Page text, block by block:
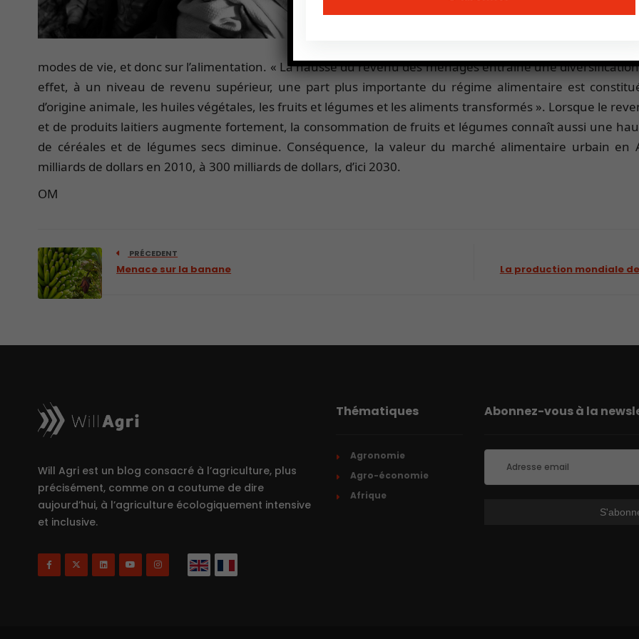
modes de vie, et donc sur l’alimentation. « La hausse du revenu des ménages entraine une
effet, à un niveau de revenu supérieur, une part plus importante du régime alimentaire est
d’origine animale, les huiles végétales, les fruits et légumes et les aliments transformés ». Lorsque le
et de produits laitiers augmente fortement, la consommation de fruits et légumes connaît aussi une
de céréales et de légumes secs diminue. Conséquence, la valeur du marché alimentaire urbain
milliards de dollars en 2010, à 300 milliards de dollars, d’ici 2030.
OM
PRÉCEDENT
Menace sur la banane La production mondiale de
Will Agri est un blog consacré à l’agriculture, plus
précisément, comme on a coutume de dire
aujourd’hui, à l’agriculture écologiquement intensive
et inclusive.
Thématiques
Agronomie
Agro-économie
Afrique
Abonnez-vous à la